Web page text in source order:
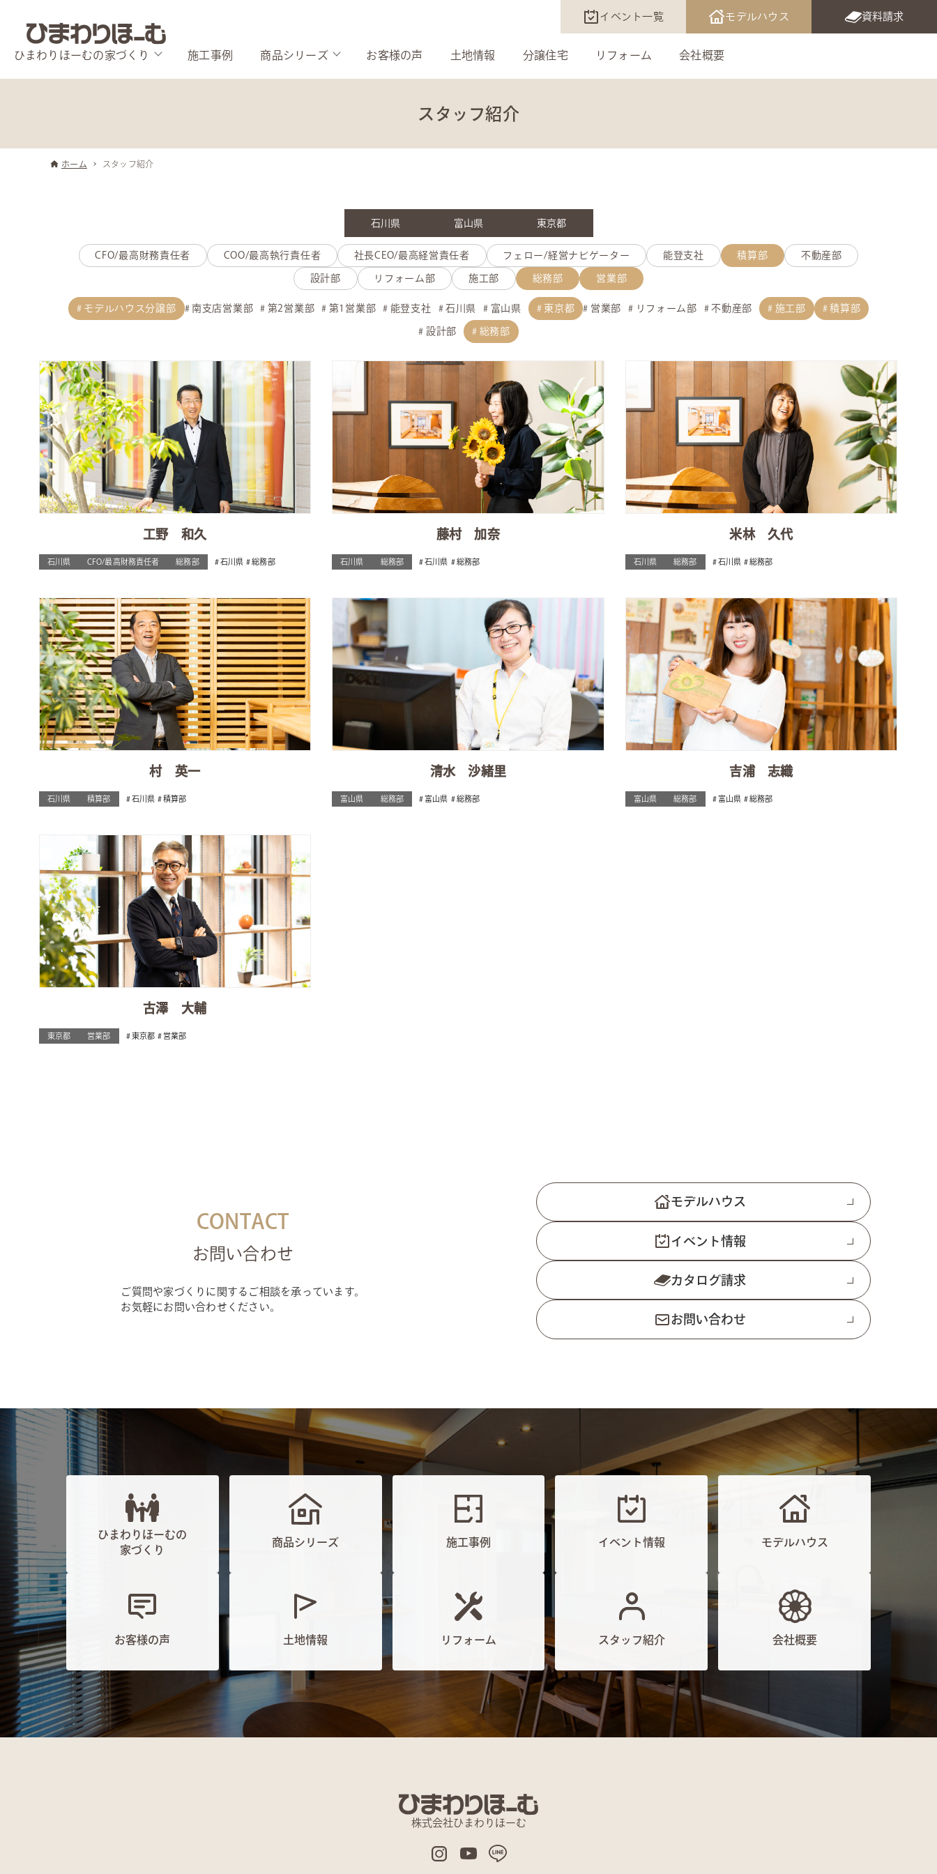
イベント一覧 モデルハウス 資料請求
ひまわりほーむの家づくり 施工事例 商品シリーズ お客様の声 土地情報 分譲住宅 リフォーム 会社概要
スタッフ紹介
ホーム スタッフ紹介
石川県 富山県 東京都
CFO/最高財務責任者 COO/最高執行責任者 社長CEO/最高経営責任者 フェロー/経営ナビゲーター 能登支社 積算部 不動産部
設計部 リフォーム部 施工部 総務部 営業部
モデルハウス分譲部 南支店営業部 第2営業部 第1営業部 能登支社 石川県 富山県 東京都 営業部 リフォーム部 不動産部 施工部 積算部
設計部 総務部
工野 和久
石川県 CFO/最高財務責任者 総務部 石川県 総務部
藤村 加奈
石川県 総務部 石川県 総務部
米林 久代
石川県 総務部 石川県 総務部
村 英一
石川県 積算部 石川県 積算部
清水 沙緒里
富山県 総務部 富山県 総務部
吉浦 志織
富山県 総務部 富山県 総務部
古澤 大輔
東京都 営業部 東京都 営業部
CONTACT
お問い合わせ
ご質問や家づくりに関するご相談を承っています。
お気軽にお問い合わせください。
モデルハウス
イベント情報
カタログ請求
お問い合わせ
ひまわりほーむの
家づくり
商品シリーズ 施工事例 イベント情報 モデルハウス
お客様の声 土地情報 リフォーム スタッフ紹介 会社概要
株式会社ひまわりほーむ